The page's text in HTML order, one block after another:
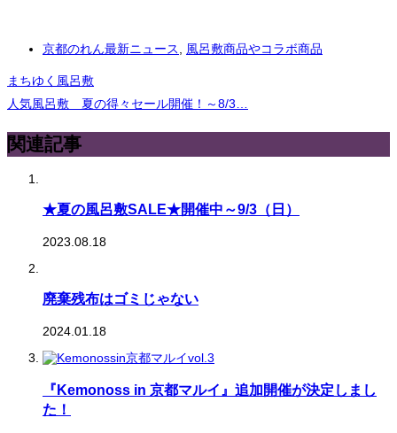
京都のれん最新ニュース, 風呂敷商品やコラボ商品
まちゆく風呂敷
人気風呂敷 夏の得々セール開催！～8/3…
関連記事
★夏の風呂敷SALE★開催中～9/3（日）
2023.08.18
廃棄残布はゴミじゃない
2024.01.18
『Kemonoss in 京都マルイ』追加開催が決定しまし
た！